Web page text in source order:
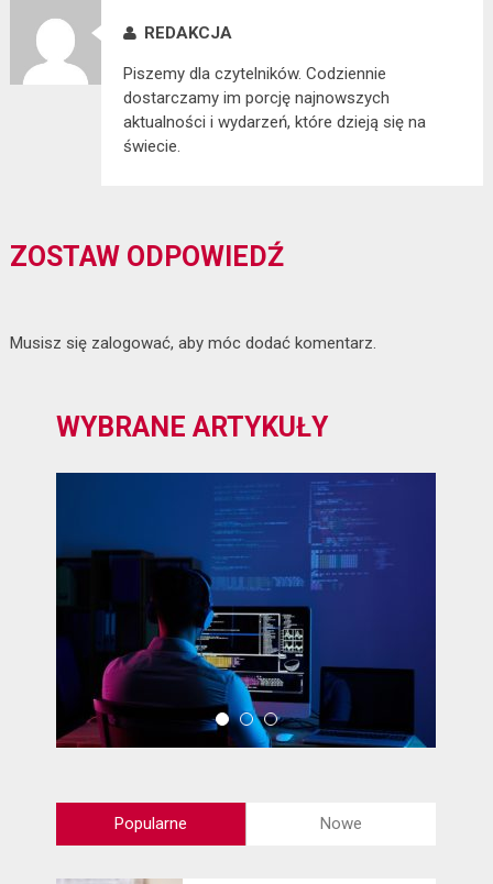
REDAKCJA
Piszemy dla czytelników. Codziennie
dostarczamy im porcję najnowszych
aktualności i wydarzeń, które dzieją się na
świecie.
ZOSTAW ODPOWIEDŹ
Musisz się zalogować, aby móc dodać komentarz.
WYBRANE ARTYKUŁY
Popularne Nowe